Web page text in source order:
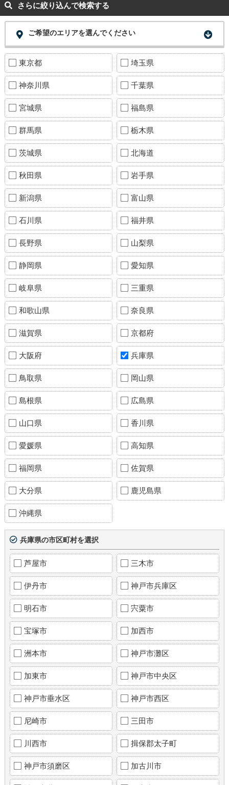
さらに絞り込んで検索する
ご希望のエリアを選んでください
東京都 埼玉県
神奈川県 千葉県
宮城県 福島県
群馬県 栃木県
茨城県 北海道
秋田県 岩手県
新潟県 富山県
石川県 福井県
長野県 山梨県
静岡県 愛知県
岐阜県 三重県
和歌山県 奈良県
滋賀県 京都府
大阪府 兵庫県
鳥取県 岡山県
島根県 広島県
山口県 香川県
愛媛県 高知県
福岡県 佐賀県
大分県 鹿児島県
沖縄県
兵庫県の市区町村を選択
芦屋市 三木市
伊丹市 神戸市兵庫区
明石市 宍粟市
宝塚市 加西市
洲本市 神戸市灘区
加東市 神戸市中央区
神戸市垂水区 神戸市西区
尼崎市 三田市
川西市 揖保郡太子町
神戸市須磨区 加古川市